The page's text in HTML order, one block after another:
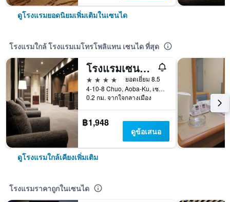
ดูโรงแรมยอดนิยมเพิ่มเติมในเซนได
โรงแรมใกล้ โรงแรมเมโทรโพลิแทน เซนได ที่สุด
โรงแรมเซนได วอชิงตัน
4 ดาว
ยอดเยี่ยม 8.5
4-10-8 Chuo, Aoba-Ku, เซนได, ญี่ปุ่น
0.2 กม. จากใจกลางเมือง
฿1,948
ดูข้อเสนอ
ดูโรงแรมใกล้เคียงเพิ่มเติม
โรงแรมราคาถูกในเซนได